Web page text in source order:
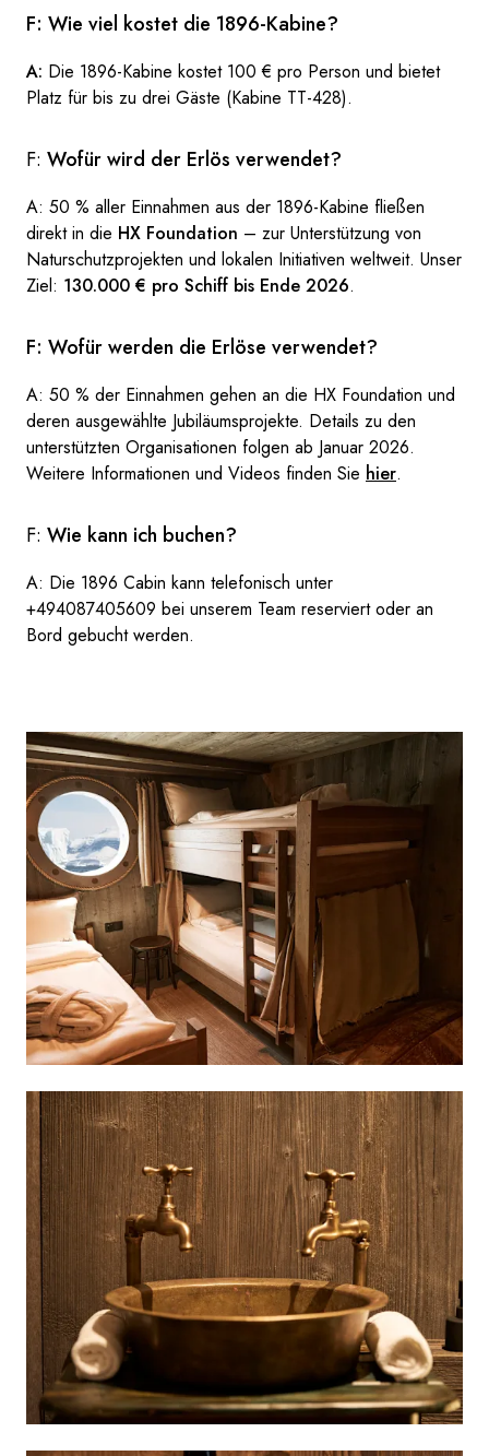
F: Wie viel kostet die 1896-Kabine?
A: Die 1896-Kabine kostet 100 € pro Person und bietet
Platz für bis zu drei Gäste (Kabine TT-428).
F: Wofür wird der Erlös verwendet?
A: 50 % aller Einnahmen aus der 1896-Kabine fließen
direkt in die HX Foundation – zur Unterstützung von
Naturschutzprojekten und lokalen Initiativen weltweit. Unser
Ziel: 130.000 € pro Schiff bis Ende 2026.
F: Wofür werden die Erlöse verwendet?
A: 50 % der Einnahmen gehen an die HX Foundation und
deren ausgewählte Jubiläumsprojekte. Details zu den
unterstützten Organisationen folgen ab Januar 2026.
Weitere Informationen und Videos finden Sie hier.
F: Wie kann ich buchen?
A: Die 1896 Cabin kann telefonisch unter
+494087405609 bei unserem Team reserviert oder an
Bord gebucht werden.